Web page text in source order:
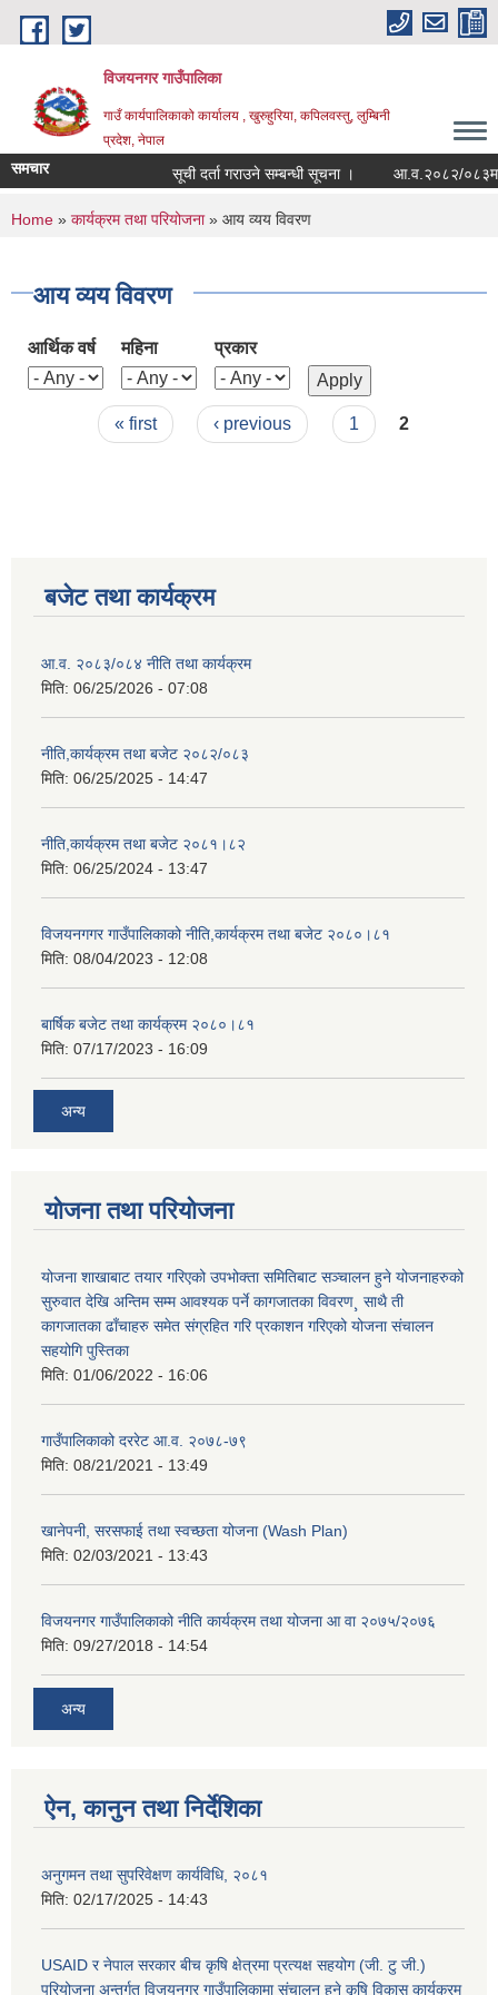
Skip to main content
विजयनगर गाउँपालिका
गाउँ कार्यपालिकाको कार्यालय , खुरुहुरिया, कपिलवस्तु, लुम्बिनी
प्रदेश, नेपाल
समचार सूची दर्ता गराउने सम्बन्धी सूचना । आ.व.२०८२/०८३मा
You are here
Home » कार्यक्रम तथा परियोजना» आय व्यय विवरण
आय व्यय विवरण
आर्थिक वर्ष महिना प्रकार
Pages« first ‹ previous 1 2
बजेट तथा कार्यक्रम
आ.व. २०८३/०८४ नीति तथा कार्यक्रम
मिति: 06/25/2026 - 07:08
नीति,कार्यक्रम तथा बजेट २०८२/०८३
मिति: 06/25/2025 - 14:47
नीति,कार्यक्रम तथा बजेट २०८१।८२
मिति: 06/25/2024 - 13:47
विजयनगगर गाउँपालिकाको नीति,कार्यक्रम तथा बजेट २०८०।८१
मिति: 08/04/2023 - 12:08
बार्षिक बजेट तथा कार्यक्रम २०८०।८१
मिति: 07/17/2023 - 16:09
अन्य
योजना तथा परियोजना
योजना शाखाबाट तयार गरिएको उपभोक्ता समितिबाट सञ्चालन हुने योजनाहरुको
सुरुवात देखि अन्तिम सम्म आवश्यक पर्ने कागजातका विवरण¸ साथै ती
कागजातका ढाँचाहरु समेत संग्रहित गरि प्रकाशन गरिएको योजना संचालन
सहयोगि पुस्तिका
मिति: 01/06/2022 - 16:06
गाउँपालिकाको दररेट आ.व. २०७८-७९
मिति: 08/21/2021 - 13:49
खानेपनी, सरसफाई तथा स्वच्छता योजना (Wash Plan)
मिति: 02/03/2021 - 13:43
विजयनगर गाउँपालिकाको नीति कार्यक्रम तथा योजना आ वा २०७५/२०७६
मिति: 09/27/2018 - 14:54
अन्य
ऐन, कानुन तथा निर्देशिका
अनुगमन तथा सुपरिवेक्षण कार्यविधि, २०८१
मिति: 02/17/2025 - 14:43
USAID र नेपाल सरकार बीच कृषि क्षेत्रमा प्रत्यक्ष सहयोग (जी. टु जी.)
परियोजना अन्तर्गत विजयनगर गाउँपालिकामा संचालन हुने कृषि विकास कार्यक्रम